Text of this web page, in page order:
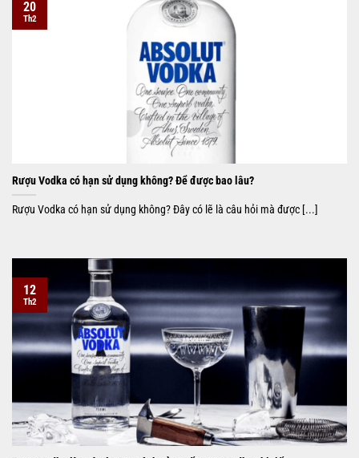
Rượu Vodka có hạn sử dụng không? Để được bao lâu?
Rượu Vodka có hạn sử dụng không? Đây có lẽ là câu hỏi mà được [...]
20
Th2
12
Th2